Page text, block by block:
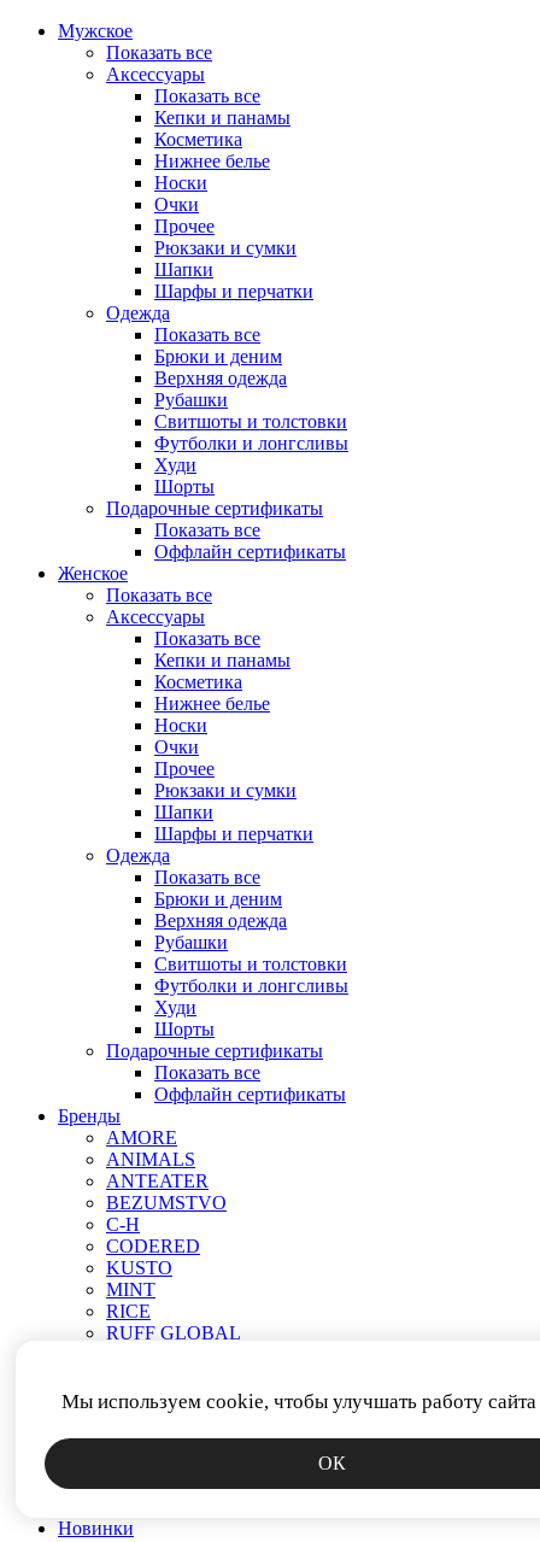
Мы используем cookie, чтобы улучшать работу сайта
ОК
Мужское
Показать все
Аксессуары
Показать все
Кепки и панамы
Косметика
Нижнее белье
Носки
Очки
Прочее
Рюкзаки и сумки
Шапки
Шарфы и перчатки
Одежда
Показать все
Брюки и деним
Верхняя одежда
Рубашки
Свитшоты и толстовки
Футболки и лонгсливы
Худи
Шорты
Подарочные сертификаты
Показать все
Оффлайн сертификаты
Женское
Показать все
Аксессуары
Показать все
Кепки и панамы
Косметика
Нижнее белье
Носки
Очки
Прочее
Рюкзаки и сумки
Шапки
Шарфы и перчатки
Одежда
Показать все
Брюки и деним
Верхняя одежда
Рубашки
Свитшоты и толстовки
Футболки и лонгсливы
Худи
Шорты
Подарочные сертификаты
Показать все
Оффлайн сертификаты
Бренды
AMORE
ANIMALS
ANTEATER
BEZUMSTVO
C-H
CODERED
KUSTO
MINT
RICE
RUFF GLOBAL
МЕЧ
РОДИНА
ФИТИЛЬ
Новинки